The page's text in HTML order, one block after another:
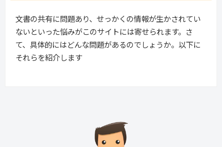
文書の共有に問題あり、せっかくの情報が生かされてい
ないといった悩みがこのサイトには寄せられます。さ
て、具体的にはどんな問題があるのでしょうか。以下に
それらを紹介します